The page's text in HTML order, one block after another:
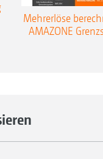
Mehrerlöse
AMAZONE